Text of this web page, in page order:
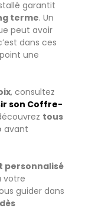
garantit
terme. Un
peut avoir
dans ces
une
, consultez
son Coffre-
tous
avant
personnalisé
votre
guider dans